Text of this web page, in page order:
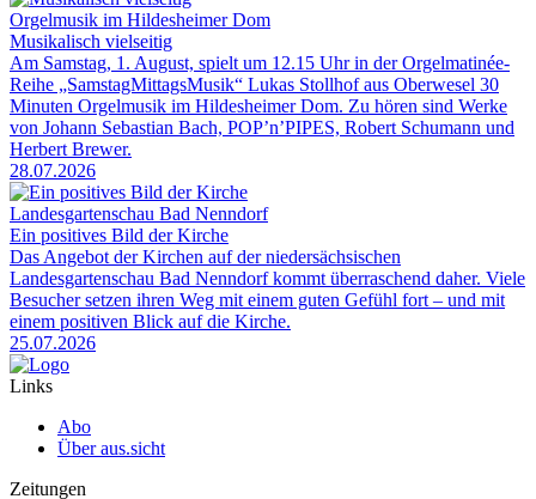
Orgelmusik im Hildesheimer Dom
Musikalisch vielseitig
Am Samstag, 1. August, spielt um 12.15 Uhr in der Orgelmatinée-
Reihe „SamstagMittagsMusik“ Lukas Stollhof aus Oberwesel 30
Minuten Orgelmusik im Hildesheimer Dom. Zu hören sind Werke
von Johann Sebastian Bach, POP’n’PIPES, Robert Schumann und
Herbert Brewer.
28.07.2026
Landesgartenschau Bad Nenndorf
Ein positives Bild der Kirche
Das Angebot der Kirchen auf der niedersächsischen
Landesgartenschau Bad Nenndorf kommt überraschend daher. Viele
Besucher setzen ihren Weg mit einem guten Gefühl fort – und mit
einem positiven Blick auf die Kirche.
25.07.2026
Links
Abo
Über aus.sicht
Zeitungen